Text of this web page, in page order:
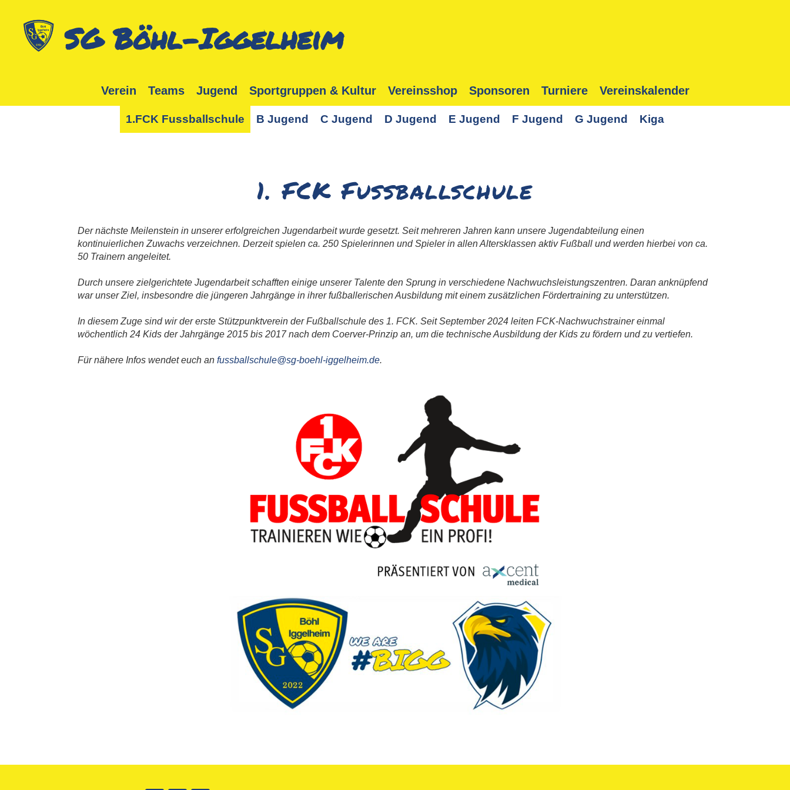
SG Böhl-Iggelheim
Verein Teams Jugend Sportgruppen & Kultur Vereinsshop Sponsoren Turniere Vereinskalender
1.FCK Fussballschule B Jugend C Jugend D Jugend E Jugend F Jugend G Jugend Kiga
1. FCK Fussballschule
Der nächste Meilenstein in unserer erfolgreichen Jugendarbeit wurde gesetzt. Seit mehreren Jahren kann unsere Jugendabteilung einen
kontinuierlichen Zuwachs verzeichnen. Derzeit spielen ca. 250 Spielerinnen und Spieler in allen Altersklassen aktiv Fußball und werden hierbei von ca.
50 Trainern angeleitet.
Durch unsere zielgerichtete Jugendarbeit schafften einige unserer Talente den Sprung in verschiedene Nachwuchsleistungszentren. Daran anknüpfend
war unser Ziel, insbesondre die jüngeren Jahrgänge in ihrer fußballerischen Ausbildung mit einem zusätzlichen Fördertraining zu unterstützen.
In diesem Zuge sind wir der erste Stützpunktverein der Fußballschule des 1. FCK. Seit September 2024 leiten FCK-Nachwuchstrainer einmal
wöchentlich 24 Kids der Jahrgänge 2015 bis 2017 nach dem Coerver-Prinzip an, um die technische Ausbildung der Kids zu fördern und zu vertiefen.
Für nähere Infos wendet euch an fussballschule@sg-boehl-iggelheim.de.